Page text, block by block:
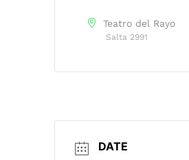
Teatro del Rayo
Salta 2991
DATE